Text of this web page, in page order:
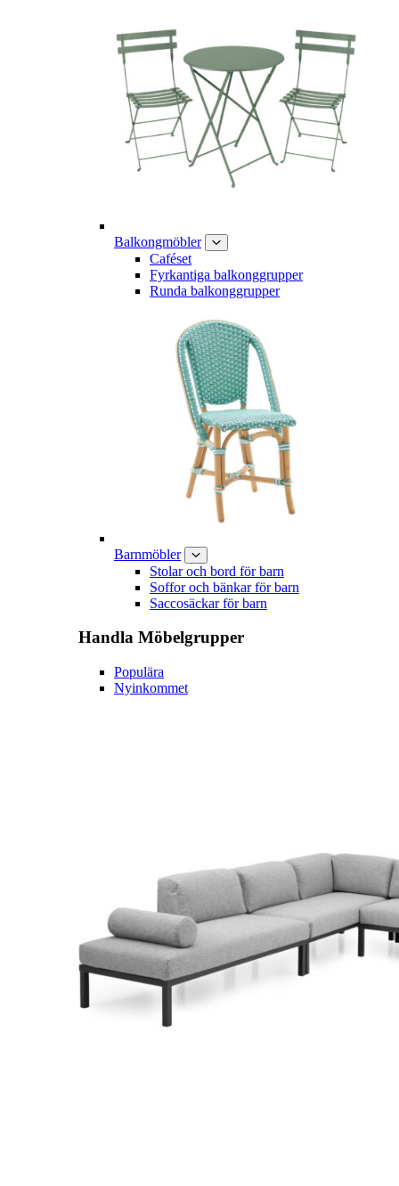
Balkongmöbler
Caféset
Fyrkantiga balkonggrupper
Runda balkonggrupper
Barnmöbler
Stolar och bord för barn
Soffor och bänkar för barn
Saccosäckar för barn
Handla Möbelgrupper
Populära
Nyinkommet